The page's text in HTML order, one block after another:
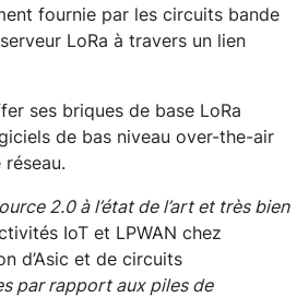
fournie par les circuits bande
LoRa à travers un lien
ses briques de base LoRa
de bas niveau over-the-air
2.0 à l’état de l’art et très bien
IoT et LPWAN chez
d’Asic et de circuits
par rapport aux piles de